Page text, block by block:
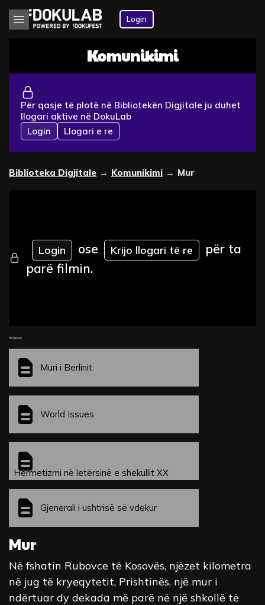
Login
Komunikimi
Për qasje të plotë në Bibliotekën Digjitale ju duhet
llogari aktive në DokuLab
Login
Llogari e re
Biblioteka Digjitale → Komunikimi → Mur
Login ose Krijo llogari të re
për ta
parë filmin.
Fleta pune
Muri i Berlinit
World Issues
Hermetizmi në letërsinë e shekullit XX
Gjenerali i ushtrisë së vdekur
Mur
Në fshatin Rubovce të Kosovës, njëzet kilometra
në jug të kryeqytetit, Prishtinës, një mur i
ndërtuar dy dekada më parë në një shkollë të